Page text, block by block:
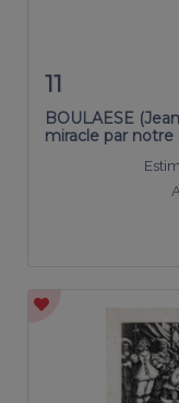
11
BOULAESE
miracle par notre